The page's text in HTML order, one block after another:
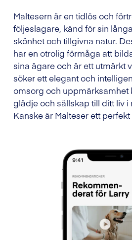
Maltesern är en tidlös och
följeslagare, känd för sin
skönhet och tillgivna natur.
har en otrolig förmåga att
sina ägare och är ett utmärkt
söker ett elegant och
omsorg och uppmärksamhet
glädje och sällskap till ditt liv i
Kanske är Malteser ett